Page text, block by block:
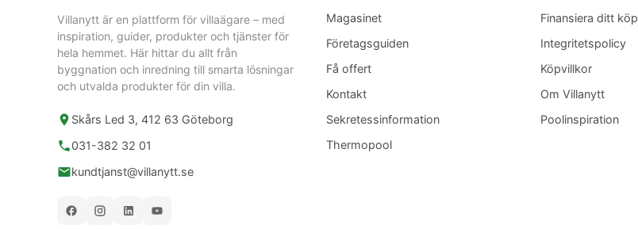
Villanytt är en plattform för villaägare – med
inspiration, guider, produkter och tjänster för
hela hemmet. Här hittar du allt från
byggnation och inredning till smarta lösningar
och utvalda produkter för din villa.
Skårs Led 3, 412 63 Göteborg
031-382 32 01
kundtjanst@villanytt.se
Magasinet
Företagsguiden
Få offert
Kontakt
Sekretessinformation
Thermopool
Finansiera ditt köp
Integritetspolicy
Köpvillkor
Om Villanytt
Poolinspiration